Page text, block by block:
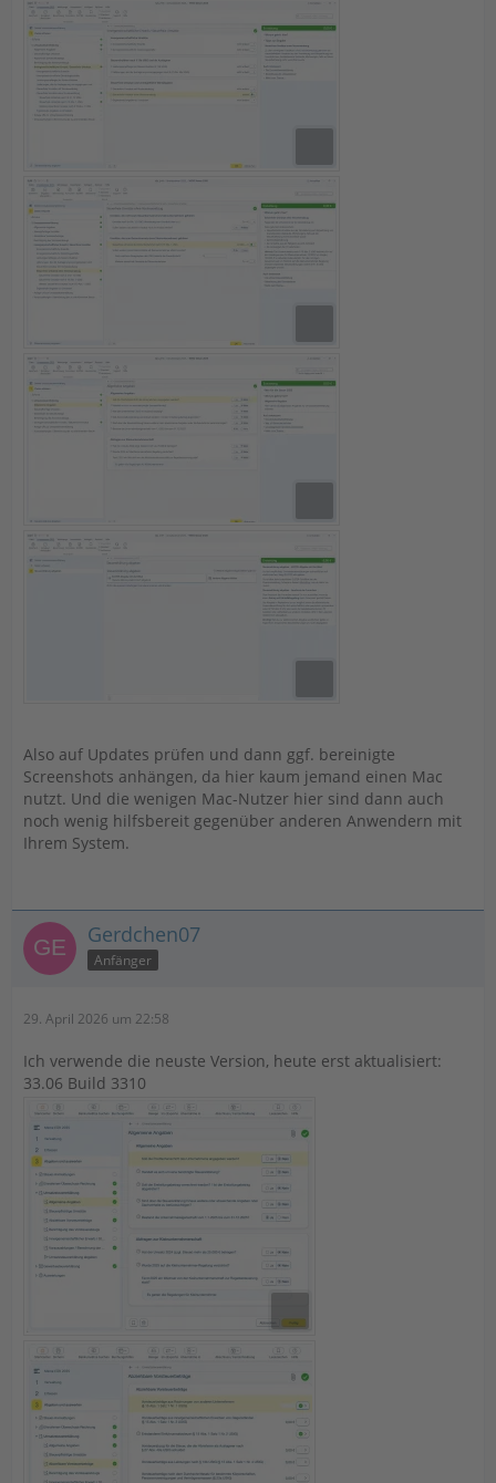
Also auf Updates prüfen und dann ggf. bereinigte
Screenshots anhängen, da hier kaum jemand einen Mac
nutzt. Und die wenigen Mac-Nutzer hier sind dann auch
noch wenig hilfsbereit gegenüber anderen Anwendern mit
Ihrem System.
Gerdchen07
Anfänger
29. April 2026 um 22:58
Ich verwende die neuste Version, heute erst aktualisiert:
33.06 Build 3310